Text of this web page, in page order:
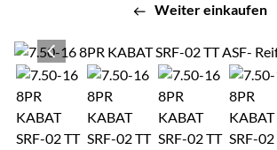
Weiter einkaufen
Produktgalerie
Zur Kaufbox springen